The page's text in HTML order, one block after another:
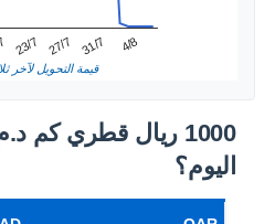
23/7 27/7 31/7 4/8
قيمة التحويل لآخر
1000 ريال قطري كم
اليوم؟